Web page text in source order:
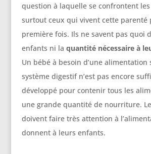
question à laquelle se confrontent
surtout ceux qui vivent cette parenté
première fois. Ils ne savent pas quoi
enfants ni la quantité nécessaire à
Un bébé à besoin d’une alimentation
système digestif n’est pas encore
développé pour contenir tous les
une grande quantité de nourriture.
doivent faire très attention à
donnent à leurs enfants.